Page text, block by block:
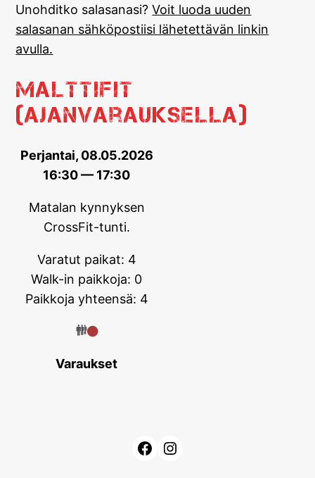
Unohditko salasanasi?Voit luoda uuden
salasanan sähköpostiisi lähetettävän linkin
avulla.
MalttiFit
(ajanvarauksella)
Perjantai, 08.05.2026
16:30 — 17:30
Matalan kynnyksen
CrossFit-tunti.
Varatut paikat: 4
Walk-in paikkoja: 0
Paikkoja yhteensä: 4
Varaukset
Facebook
Instagram